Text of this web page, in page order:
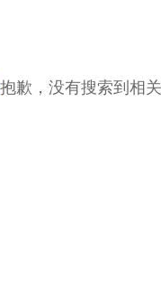
抱歉，没有搜索到相